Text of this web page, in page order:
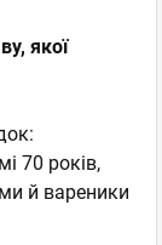
якої
70 років,
й вареники